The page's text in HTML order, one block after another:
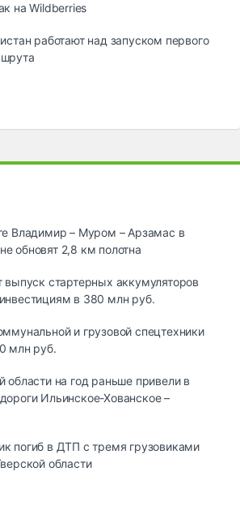
на Wildberries
работают над запуском первого
Владимир – Муром – Арзамас в
обновят 2,8 км полотна
выпуск стартерных аккумуляторов
в 380 млн руб.
и грузовой спецтехники
млн руб.
области на год раньше привели в
Ильинское-Хованское –
погиб в ДТП с тремя грузовиками
области